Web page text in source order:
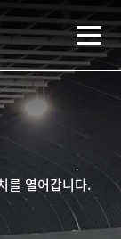
를 열어갑니다.